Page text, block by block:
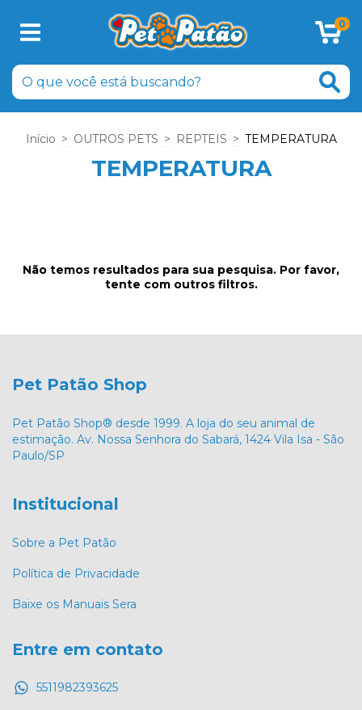
0
Início > OUTROS PETS > REPTEIS > TEMPERATURA
TEMPERATURA
Não temos resultados para sua pesquisa. Por favor,
tente com outros filtros.
Pet Patão Shop
Pet Patão Shop® desde 1999. A loja do seu animal de
estimação. Av. Nossa Senhora do Sabará, 1424 Vila Isa - São
Paulo/SP
Institucional
Sobre a Pet Patão
Política de Privacidade
Baixe os Manuais Sera
Entre em contato
5511982393625